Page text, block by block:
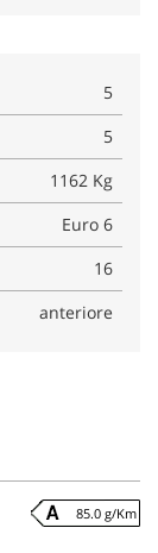
5
5
1162 Kg
Euro 6
16
anteriore
85.0 g/Km